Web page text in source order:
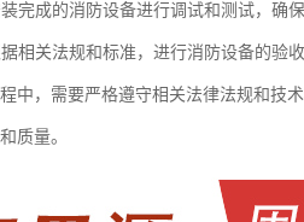
完成的消防设备进行调试和测试，确
相关法规和标准，进行消防设备的验
中，需要严格遵守相关法律法规和技
质量。